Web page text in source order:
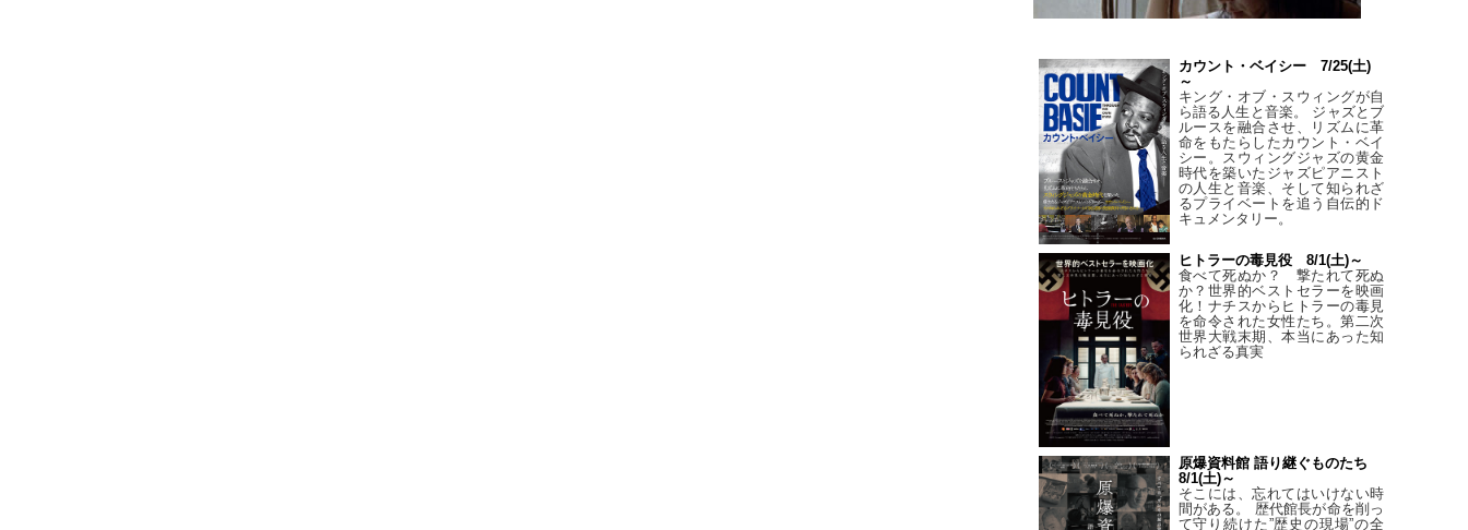
カウント・ベイシー 7/25(土)
～
キング・オブ・スウィングが自
ら語る人生と音楽。 ジャズとブ
ルースを融合させ、リズムに革
命をもたらしたカウント・ベイ
シー。スウィングジャズの黄金
時代を築いたジャズピアニスト
の人生と音楽、そして知られざ
るプライベートを追う自伝的ド
キュメンタリー。
ヒトラーの毒見役 8/1(土)～
食べて死ぬか？ 撃たれて死ぬ
か？世界的ベストセラーを映画
化！ナチスからヒトラーの毒見
を命令された女性たち。第二次
世界大戦末期、本当にあった知
られざる真実
原爆資料館 語り継ぐものたち
8/1(土)～
そこには、忘れてはいけない時
間がある。 歴代館長が命を削っ
て守り続けた”歴史の現場”の全